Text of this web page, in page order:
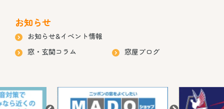
お知らせ
お知らせ&イベント情報
窓・玄関コラム
窓屋ブログ